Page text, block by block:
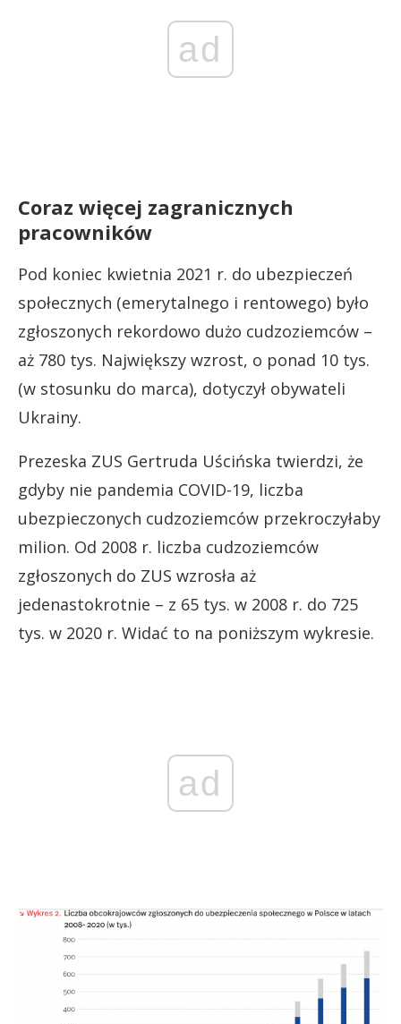
ad
Coraz więcej zagranicznych
pracowników
Pod koniec kwietnia 2021 r. do ubezpieczeń
społecznych (emerytalnego i rentowego) było
zgłoszonych rekordowo dużo cudzoziemców –
aż 780 tys. Największy wzrost, o ponad 10 tys.
(w stosunku do marca), dotyczył obywateli
Ukrainy.
Prezeska ZUS Gertruda Uścińska twierdzi, że
gdyby nie pandemia COVID-19, liczba
ubezpieczonych cudzoziemców przekroczyłaby
milion. Od 2008 r. liczba cudzoziemców
zgłoszonych do ZUS wzrosła aż
jedenastokrotnie – z 65 tys. w 2008 r. do 725
tys. w 2020 r. Widać to na poniższym wykresie.
ad